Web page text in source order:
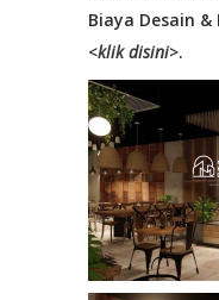
Biaya Desain
<klik disini>.